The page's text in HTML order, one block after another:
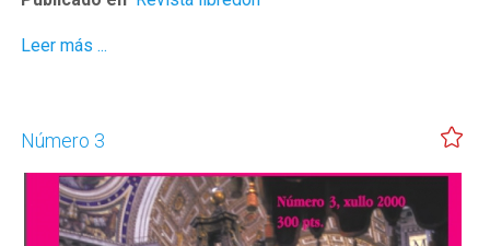
Leer más ...
Número 3